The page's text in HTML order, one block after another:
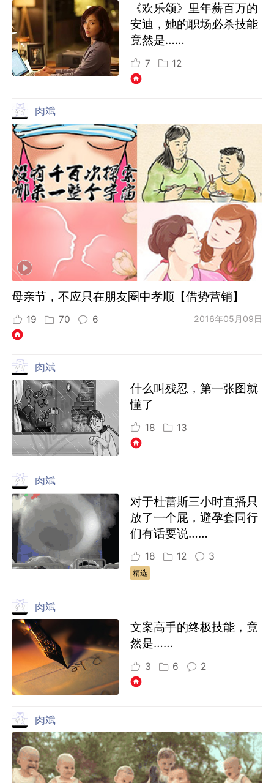
《欢乐颂》里年薪百万的
安迪，她的职场必杀技能
竟然是……
7 12
肉斌
母亲节，不应只在朋友圈中孝顺【借势营销】
19 70 6 2016年05月09日
肉斌
什么叫残忍，第一张图就
懂了
18 13
肉斌
对于杜蕾斯三小时直播只
放了一个屁，避孕套同行
们有话要说……
18 12 3
精选
肉斌
文案高手的终极技能，竟
然是……
3 6 2
肉斌